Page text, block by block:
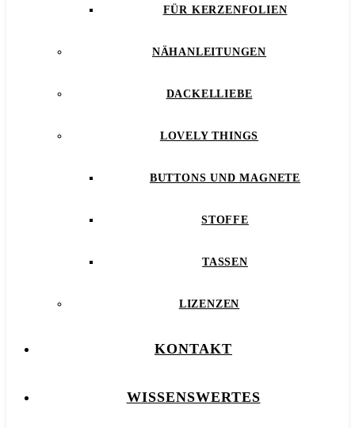
FÜR KERZENFOLIEN
NÄHANLEITUNGEN
DACKELLIEBE
LOVELY THINGS
BUTTONS UND MAGNETE
STOFFE
TASSEN
LIZENZEN
KONTAKT
WISSENSWERTES